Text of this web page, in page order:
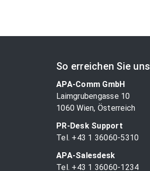
So erreichen Sie uns
APA-Comm GmbH
Laimgrubengasse 10
1060 Wien, Österreich
PR-Desk Support
Tel. +43 1 36060-5310
APA-Salesdesk
Tel. +43 1 36060-1234